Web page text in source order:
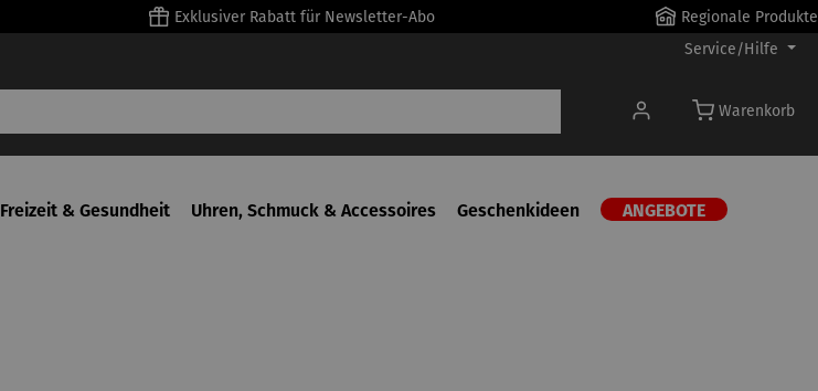
Exklusiver Rabatt für Newsletter-Abo
Regionale Produkte
Service/Hilfe
Warenkorb
Freizeit & Gesundheit Uhren, Schmuck & Accessoires Geschenkideen ANGEBOTE